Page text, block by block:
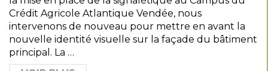
Crédit Agricole Atlantique Vendée, nous
intervenons de nouveau pour mettre en avant la
nouvelle identité visuelle sur la façade du bâtiment
principal. La …